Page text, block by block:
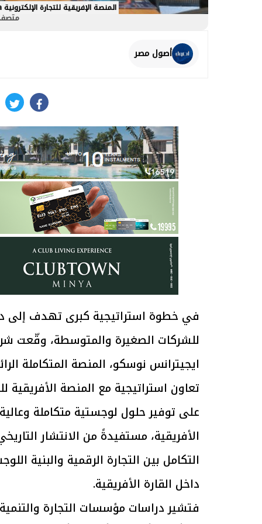
المنصة الإفريقية للتجارة الإلكترونية eCom Afrika و«إيجيترانس» توقعان مذكرة تعاون لتعزيز سلاسل الإمداد بين مصر وإفريقيا
أصول مصر
facebook
في خطوة استراتيجية كبرى تهدف إلى دعم
للشركات الصغيرة والمتوسطة، وقّعت
ايجيترانس نوسكو، المنصة المتكاملة
على توفير حلول لوجستية متكاملة
الأفريقية، مستفيدةً من الانتشار
التكامل بين التجارة الرقمية والبنية
داخل القارة الأفريقية.
فتشير دراسات مؤسسات التجارة